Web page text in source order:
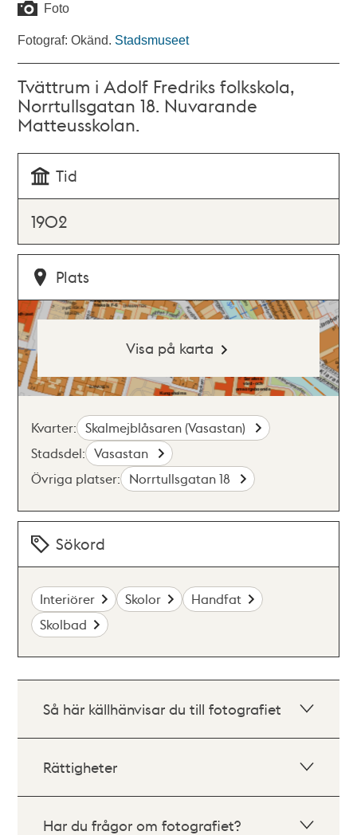
Foto
Fotograf: Okänd. Stadsmuseet
Tvättrum i Adolf Fredriks folkskola,
Norrtullsgatan 18. Nuvarande
Matteusskolan.
Tid
1902
Plats
Visa på karta
Kvarter: Skalmejblåsaren (Vasastan)
Stadsdel: Vasastan
Övriga platser: Norrtullsgatan 18
Sökord
Interiörer Skolor
Handfat
Skolbad
Så här källhänvisar du till fotografiet
Rättigheter
Har du frågor om fotografiet?